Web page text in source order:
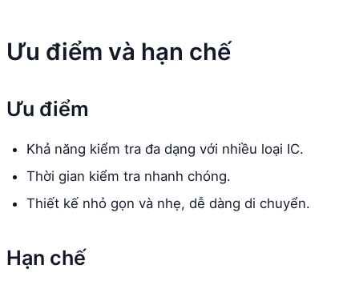
Ưu điểm và hạn chế
Ưu điểm
Khả năng kiểm tra đa dạng với nhiều loại IC.
Thời gian kiểm tra nhanh chóng.
Thiết kế nhỏ gọn và nhẹ, dễ dàng di chuyển.
Hạn chế